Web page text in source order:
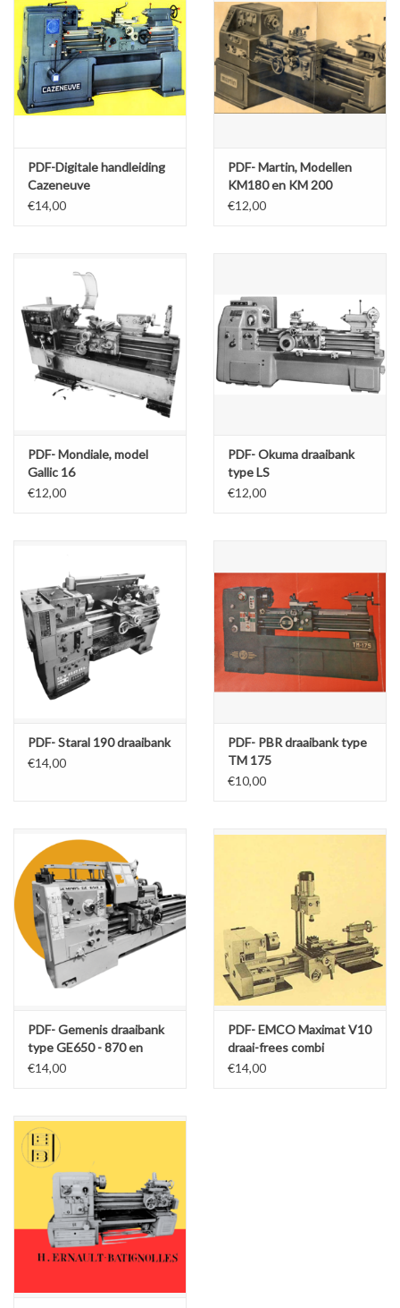
PDF-Digitale handleiding
Cazeneuve
€14,00
PDF- Martin, Modellen
KM180 en KM 200
€12,00
PDF- Mondiale, model
Gallic 16
€12,00
PDF- Okuma draaibank
type LS
€12,00
PDF- Staral 190 draaibank
€14,00
PDF- PBR draaibank type
TM 175
€10,00
PDF- Gemenis draaibank
type GE650 - 870 en
1000
€14,00
PDF- EMCO Maximat V10
draai-frees combi
€14,00